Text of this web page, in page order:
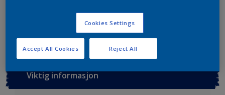
Lagre i dine prosjekter Finn en forhandler
Viktig informasjon
Cookies Settings
Reject All
Accept All Cookies